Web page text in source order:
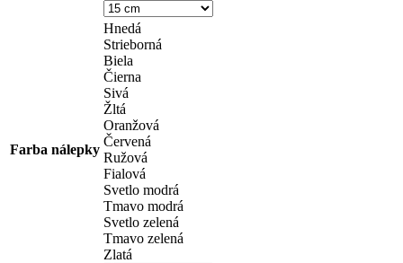
Farba nálepky
Hnedá
Strieborná
Biela
Čierna
Sivá
Žltá
Oranžová
Červená
Ružová
Fialová
Svetlo modrá
Tmavo modrá
Svetlo zelená
Tmavo zelená
Zlatá